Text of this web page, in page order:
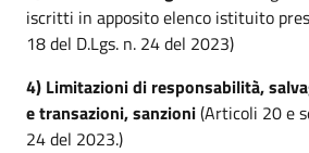
iscritti in apposito elenco istituito
18 del D.Lgs. n. 24 del 2023)
4) Limitazioni di responsabilità,
e transazioni, sanzioni(Articoli 20 e
24 del 2023.)